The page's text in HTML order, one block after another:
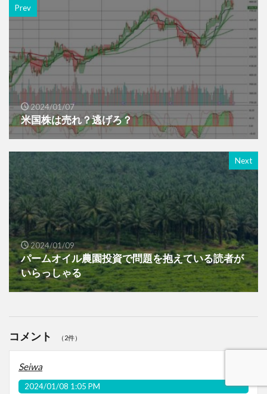
Prev
2024/01/07
米国株は売れ？逃げろ？
Next
2024/01/09
パームオイル農園投資で問題を抱えている読者が
いらっしゃる
コメント （2件）
Seiwa
2024/01/08 1:05 PM